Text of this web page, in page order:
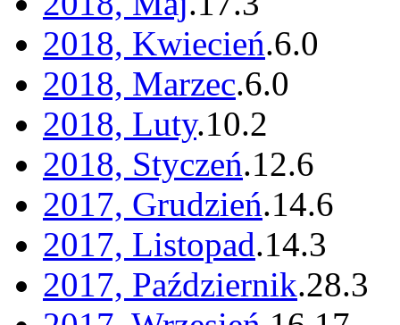
2018, Kwiecień.6.0
2018, Marzec.6.0
2018, Luty.10.2
2018, Styczeń.12.6
2017, Grudzień.14.6
2017, Listopad.14.3
2017, Październik.28.3